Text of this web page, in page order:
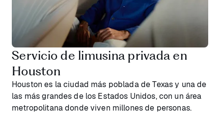
Servicio de limusina privada en
Houston
Houston es la ciudad más poblada de Texas y una de
las más grandes de los Estados Unidos, con un área
metropolitana donde viven millones de personas.